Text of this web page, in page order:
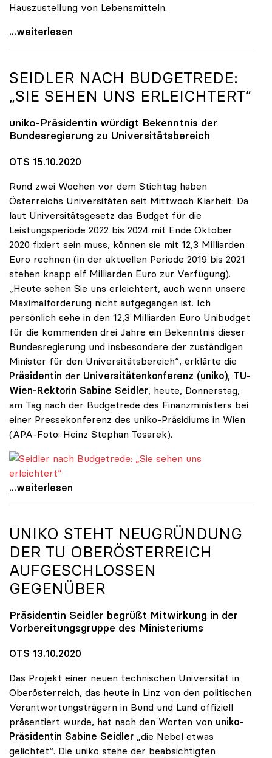
Hauszustellung von Lebensmitteln.
Online-Kampagne „UNInteressant?“ legt Fokus auf
...weiterlesen
SEIDLER NACH BUDGETREDE:
„SIE SEHEN UNS ERLEICHTERT“
uniko-Präsidentin würdigt Bekenntnis der
Bundesregierung zu Universitätsbereich
OTS 15.10.2020
Rund zwei Wochen vor dem Stichtag haben
Österreichs Universitäten seit Mittwoch Klarheit: Da
laut Universitätsgesetz das Budget für die
Leistungsperiode 2022 bis 2024 mit Ende Oktober
2020 fixiert sein muss, können sie mit 12,3 Milliarden
Euro rechnen (in der aktuellen Periode 2019 bis 2021
stehen knapp elf Milliarden Euro zur Verfügung).
„Heute sehen Sie uns erleichtert, auch wenn unsere
Maximalforderung nicht aufgegangen ist. Ich
persönlich sehe in den 12,3 Milliarden Euro Unibudget
für die kommenden drei Jahre ein Bekenntnis dieser
Bundesregierung und insbesondere der zuständigen
Minister für den Universitätsbereich“, erklärte die
Präsidentin der Universitätenkonferenz (uniko), TU-
Wien-Rektorin Sabine Seidler, heute, Donnerstag,
am Tag nach der Budgetrede des Finanzministers bei
einer Pressekonferenz des uniko-Präsidiums in Wien
(APA-Foto: Heinz Stephan Tesarek).
Seidler nach Budgetrede: „Sie sehen uns erleichtert“
Seidler nach Budgetrede: „Sie sehen uns
...weiterlesen
UNIKO STEHT NEUGRÜNDUNG
DER TU OBERÖSTERREICH
AUFGESCHLOSSEN
GEGENÜBER
Präsidentin Seidler begrüßt Mitwirkung in der
Vorbereitungsgruppe des Ministeriums
OTS 13.10.2020
Das Projekt einer neuen technischen Universität in
Oberösterreich, das heute in Linz von den politischen
Verantwortungsträgern in Bund und Land offiziell
präsentiert wurde, hat nach den Worten von uniko-
Präsidentin Sabine Seidler „die Nebel etwas
gelichtet“. Die uniko stehe der beabsichtigten